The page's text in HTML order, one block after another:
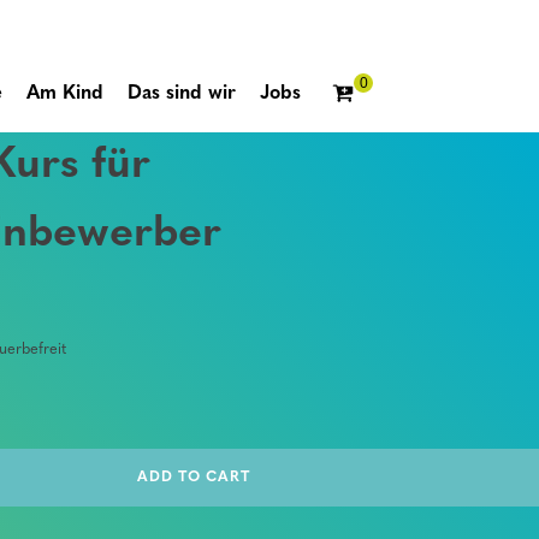
Am Kind Das sind wir Jobs
für
ADD TO CART